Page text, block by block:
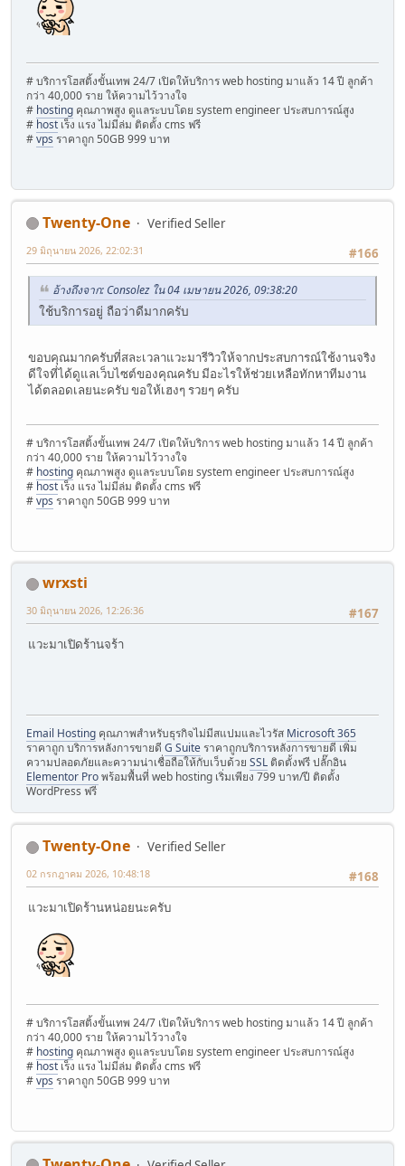
# บริการโฮสติ้งขั้นเทพ 24/7 เปิดให้บริการ web hosting มาแล้ว 14 ปี ลูกค้า
กว่า 40,000 ราย ให้ความไว้วางใจ
# hosting คุณภาพสูง ดูแลระบบโดย system engineer ประสบการณ์สูง
# host เร็ง แรง ไม่มีล่ม ติดตั้ง cms ฟรี
#vps ราคาถูก 50GB 999 บาท
Twenty-One
Verified Seller
#166
29 มิถุนายน 2026, 22:02:31
อ้างถึงจาก: Consolez ใน 04 เมษายน 2026, 09:38:20
ใช้บริการอยู่ ถือว่าดีมากครับ
ขอบคุณมากครับที่สละเวลาแวะมารีวิวให้จากประสบการณ์ใช้งานจริง
ดีใจที่ได้ดูแลเว็บไซต์ของคุณครับ มีอะไรให้ช่วยเหลือทักหาทีมงาน
ได้ตลอดเลยนะครับ ขอให้เฮงๆ รวยๆ ครับ
# บริการโฮสติ้งขั้นเทพ 24/7 เปิดให้บริการ web hosting มาแล้ว 14 ปี ลูกค้า
กว่า 40,000 ราย ให้ความไว้วางใจ
# hosting คุณภาพสูง ดูแลระบบโดย system engineer ประสบการณ์สูง
# host เร็ง แรง ไม่มีล่ม ติดตั้ง cms ฟรี
#vps ราคาถูก 50GB 999 บาท
wrxsti
#167
30 มิถุนายน 2026, 12:26:36
แวะมาเปิดร้านจร้า
Email Hosting คุณภาพสำหรับธุรกิจไม่มีสแปมและไวรัส Microsoft 365
ราคาถูก บริการหลังการขายดี G Suite ราคาถูกบริการหลังการขายดี เพิ่ม
ความปลอดภัยและความน่าเชื่อถือให้กับเว็บด้วย SSL ติดตั้งฟรี ปลั๊กอิน
Elementor Proพร้อมพื้นที่ web hosting เริ่มเพียง 799 บาท/ปี ติดตั้ง
WordPress ฟรี
Twenty-One
Verified Seller
#168
02 กรกฎาคม 2026, 10:48:18
แวะมาเปิดร้านหน่อยนะครับ
# บริการโฮสติ้งขั้นเทพ 24/7 เปิดให้บริการ web hosting มาแล้ว 14 ปี ลูกค้า
กว่า 40,000 ราย ให้ความไว้วางใจ
# hosting คุณภาพสูง ดูแลระบบโดย system engineer ประสบการณ์สูง
# host เร็ง แรง ไม่มีล่ม ติดตั้ง cms ฟรี
#vps ราคาถูก 50GB 999 บาท